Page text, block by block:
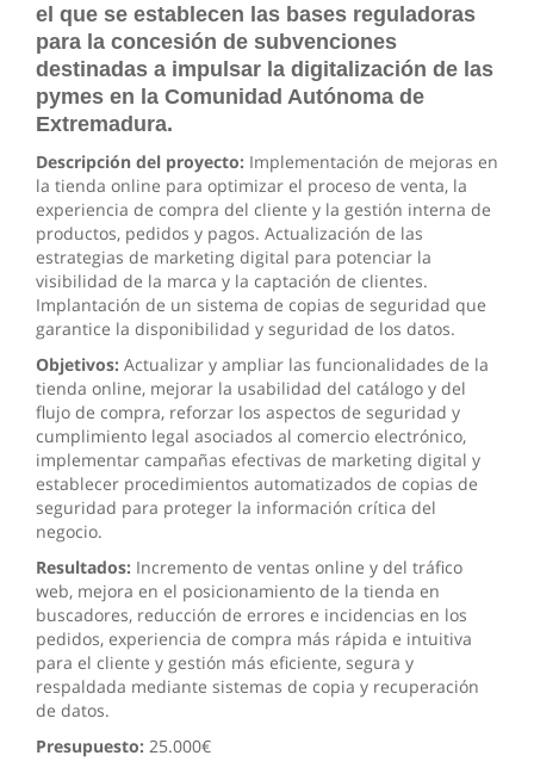
el que se establecen las bases reguladoras
para la concesión de subvenciones
destinadas a impulsar la digitalización de las
pymes en la Comunidad Autónoma de
Extremadura.
Descripción del proyecto: Implementación de mejoras en
la tienda online para optimizar el proceso de venta, la
experiencia de compra del cliente y la gestión interna de
productos, pedidos y pagos. Actualización de las
estrategias de marketing digital para potenciar la
visibilidad de la marca y la captación de clientes.
Implantación de un sistema de copias de seguridad que
garantice la disponibilidad y seguridad de los datos.
Objetivos: Actualizar y ampliar las funcionalidades de la
tienda online, mejorar la usabilidad del catálogo y del
flujo de compra, reforzar los aspectos de seguridad y
cumplimiento legal asociados al comercio electrónico,
implementar campañas efectivas de marketing digital y
establecer procedimientos automatizados de copias de
seguridad para proteger la información crítica del
negocio.
Resultados: Incremento de ventas online y del tráfico
web, mejora en el posicionamiento de la tienda en
buscadores, reducción de errores e incidencias en los
pedidos, experiencia de compra más rápida e intuitiva
para el cliente y gestión más eficiente, segura y
respaldada mediante sistemas de copia y recuperación
de datos.
Presupuesto: 25.000€